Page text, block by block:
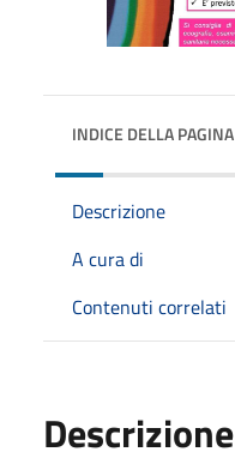
INDICE DELLA PAGINA
Descrizione
A cura di
Contenuti correlati
Descrizione